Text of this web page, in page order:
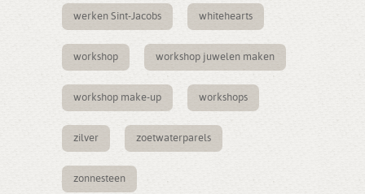
werken Sint-Jacobs whitehearts
workshop workshop juwelen maken
workshop make-up workshops
zilver zoetwaterparels
zonnesteen